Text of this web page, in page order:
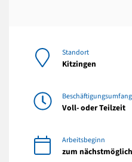
Standort
Kitzingen
Beschäftigungsumfang
Voll- oder Teilzeit
Arbeitsbeginn
zum